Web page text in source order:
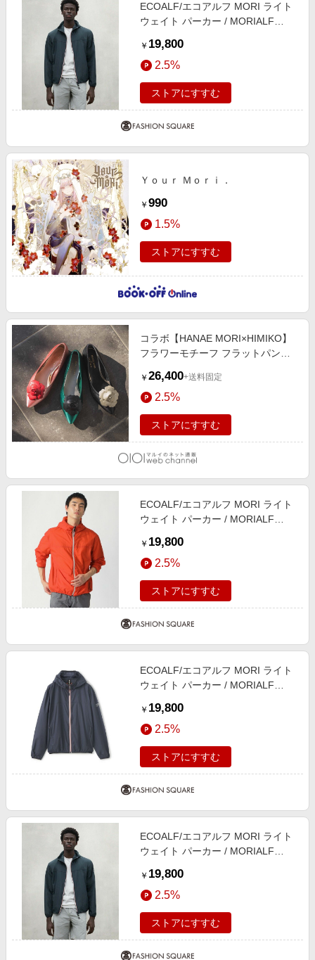
ECOALF/エコアルフ MORI ライト
ウェイト パーカー / MORIALF
￥ 19,800
2.5%
ストアにすすむ
Ｙｏｕｒ Ｍｏｒｉ．
￥ 990
1.5%
ストアにすすむ
コラボ【HANAE MORI×HIMIKO】
フラワーモチーフ フラットパンプ
￥ 26,400+送料固定
2.5%
ストアにすすむ
ECOALF/エコアルフ MORI ライト
ウェイト パーカー / MORIALF
￥ 19,800
2.5%
ストアにすすむ
ECOALF/エコアルフ MORI ライト
ウェイト パーカー / MORIALF
￥ 19,800
2.5%
ストアにすすむ
ECOALF/エコアルフ MORI ライト
ウェイト パーカー / MORIALF
￥ 19,800
2.5%
ストアにすすむ